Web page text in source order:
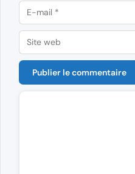
E-
mail
Site
web